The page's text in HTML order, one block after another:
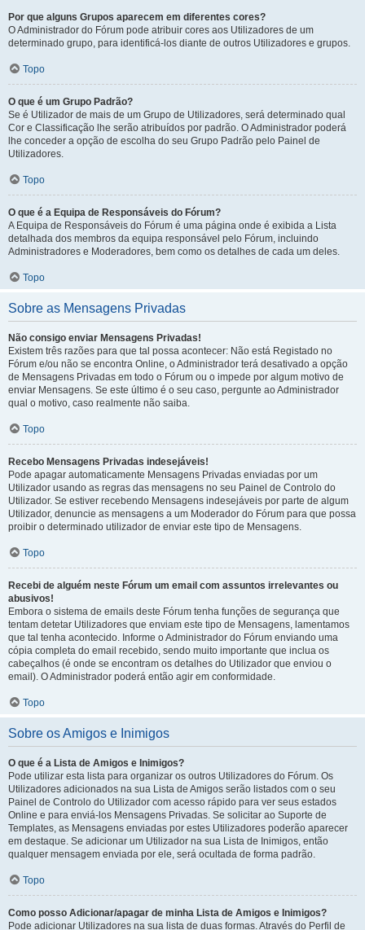
Por que alguns Grupos aparecem em diferentes cores?
O Administrador do Fórum pode atribuir cores aos Utilizadores de um
determinado grupo, para identificá-los diante de outros Utilizadores e grupos.
Topo
O que é um Grupo Padrão?
Se é Utilizador de mais de um Grupo de Utilizadores, será determinado qual
Cor e Classificação lhe serão atribuídos por padrão. O Administrador poderá
lhe conceder a opção de escolha do seu Grupo Padrão pelo Painel de
Utilizadores.
Topo
O que é a Equipa de Responsáveis do Fórum?
A Equipa de Responsáveis do Fórum é uma página onde é exibida a Lista
detalhada dos membros da equipa responsável pelo Fórum, incluindo
Administradores e Moderadores, bem como os detalhes de cada um deles.
Topo
Sobre as Mensagens Privadas
Não consigo enviar Mensagens Privadas!
Existem três razões para que tal possa acontecer: Não está Registado no
Fórum e/ou não se encontra Online, o Administrador terá desativado a opção
de Mensagens Privadas em todo o Fórum ou o impede por algum motivo de
enviar Mensagens. Se este último é o seu caso, pergunte ao Administrador
qual o motivo, caso realmente não saiba.
Topo
Recebo Mensagens Privadas indesejáveis!
Pode apagar automaticamente Mensagens Privadas enviadas por um
Utilizador usando as regras das mensagens no seu Painel de Controlo do
Utilizador. Se estiver recebendo Mensagens indesejáveis por parte de algum
Utilizador, denuncie as mensagens a um Moderador do Fórum para que possa
proibir o determinado utilizador de enviar este tipo de Mensagens.
Topo
Recebi de alguém neste Fórum um email com assuntos irrelevantes ou
abusivos!
Embora o sistema de emails deste Fórum tenha funções de segurança que
tentam detetar Utilizadores que enviam este tipo de Mensagens, lamentamos
que tal tenha acontecido. Informe o Administrador do Fórum enviando uma
cópia completa do email recebido, sendo muito importante que inclua os
cabeçalhos (é onde se encontram os detalhes do Utilizador que enviou o
email). O Administrador poderá então agir em conformidade.
Topo
Sobre os Amigos e Inimigos
O que é a Lista de Amigos e Inimigos?
Pode utilizar esta lista para organizar os outros Utilizadores do Fórum. Os
Utilizadores adicionados na sua Lista de Amigos serão listados com o seu
Painel de Controlo do Utilizador com acesso rápido para ver seus estados
Online e para enviá-los Mensagens Privadas. Se solicitar ao Suporte de
Templates, as Mensagens enviadas por estes Utilizadores poderão aparecer
em destaque. Se adicionar um Utilizador na sua Lista de Inimigos, então
qualquer mensagem enviada por ele, será ocultada de forma padrão.
Topo
Como posso Adicionar/apagar de minha Lista de Amigos e Inimigos?
Pode adicionar Utilizadores na sua lista de duas formas. Através do Perfil de